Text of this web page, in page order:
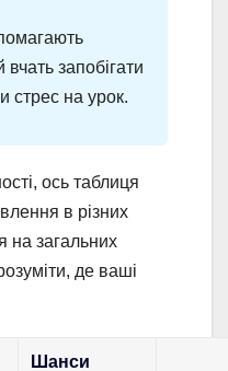
запобігати
стрес на урок.
ось таблиця
в різних
на загальних
де ваші
Шанси